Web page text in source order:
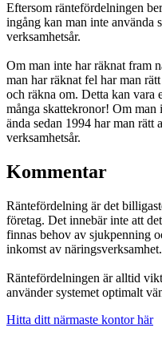
Eftersom räntefördelningen
ingång kan man inte använda
verksamhetsår.
Om man inte har räknat fram
man har räknat fel har man
och räkna om. Detta kan vara
många skattekronor! Om
ända sedan 1994 har man
verksamhetsår.
Kommentar
Räntefördelning är det
företag. Det innebär inte att
finnas behov av sjukpenning
inkomst av näringsverksamhet.
Räntefördelningen är alltid
använder systemet optimalt
Hitta ditt närmaste kontor här